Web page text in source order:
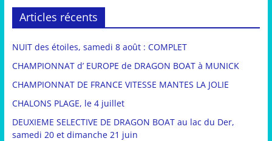
Articles récents
NUIT des étoiles, samedi 8 août : COMPLET
CHAMPIONNAT d’ EUROPE de DRAGON BOAT à MUNICK
CHAMPIONNAT DE FRANCE VITESSE MANTES LA JOLIE
CHALONS PLAGE, le 4 juillet
DEUXIEME SELECTIVE DE DRAGON BOAT au lac du Der,
samedi 20 et dimanche 21 juin